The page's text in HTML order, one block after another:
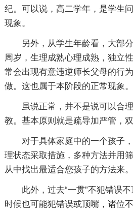
纪。可以说，高二学年，是学生
现象。
另外，从学生年龄看，大部
周岁，生理成熟心理成熟，独立
常会出现有意违逆师长父母的行
做。这也属于本阶段的正常现象。
虽说正常，并不是说可以合
教。基本原则就是疏导加严管，双
对于具体家庭中的一个孩子
理状态采取措施，多种方法并用
从中找出最适合您孩子的方法来。
此外，过去“一贯”不犯错误
时候也可能犯错误或顶嘴，诸位